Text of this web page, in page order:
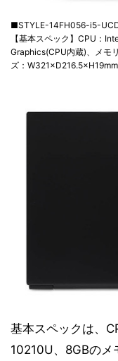
■STYLE-14FH056-i5-
【基本スペック】CPU：
Graphics(CPU内蔵)、メモ
ズ：
基本スペックは、
10210U、8GBの